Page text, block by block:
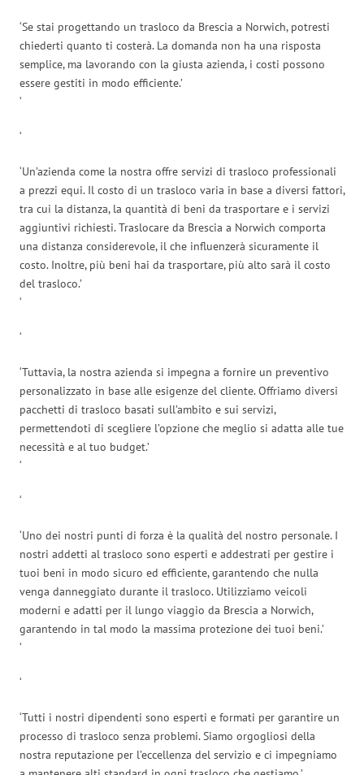
‘Se stai progettando un trasloco da Brescia a Norwich, potresti
chiederti quanto ti costerà. La domanda non ha una risposta
semplice, ma lavorando con la giusta azienda, i costi possono
essere gestiti in modo efficiente.’
‘
‘
‘Un’azienda come la nostra offre servizi di trasloco professionali
a prezzi equi. Il costo di un trasloco varia in base a diversi fattori,
tra cui la distanza, la quantità di beni da trasportare e i servizi
aggiuntivi richiesti. Traslocare da Brescia a Norwich comporta
una distanza considerevole, il che influenzerà sicuramente il
costo. Inoltre, più beni hai da trasportare, più alto sarà il costo
del trasloco.’
‘
‘
‘Tuttavia, la nostra azienda si impegna a fornire un preventivo
personalizzato in base alle esigenze del cliente. Offriamo diversi
pacchetti di trasloco basati sull’ambito e sui servizi,
permettendoti di scegliere l’opzione che meglio si adatta alle tue
necessità e al tuo budget.’
‘
‘
‘Uno dei nostri punti di forza è la qualità del nostro personale. I
nostri addetti al trasloco sono esperti e addestrati per gestire i
tuoi beni in modo sicuro ed efficiente, garantendo che nulla
venga danneggiato durante il trasloco. Utilizziamo veicoli
moderni e adatti per il lungo viaggio da Brescia a Norwich,
garantendo in tal modo la massima protezione dei tuoi beni.’
‘
‘
‘Tutti i nostri dipendenti sono esperti e formati per garantire un
processo di trasloco senza problemi. Siamo orgogliosi della
nostra reputazione per l’eccellenza del servizio e ci impegniamo